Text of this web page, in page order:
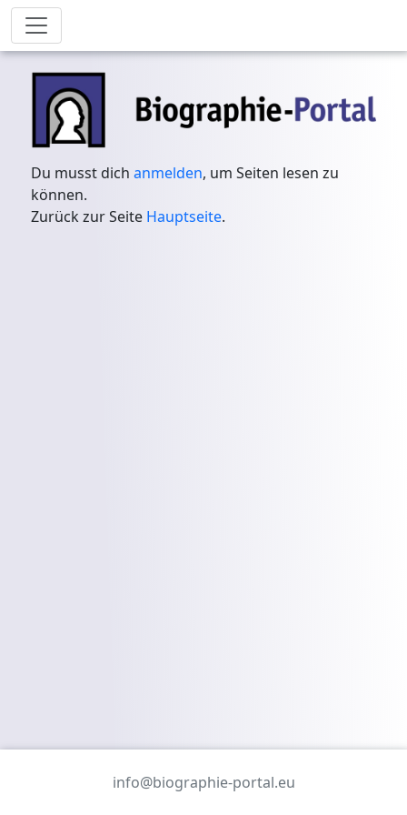
Du musst dichanmelden, um Seiten lesen zu
können.
Zurück zur Seite Hauptseite.
info@biographie-portal.eu